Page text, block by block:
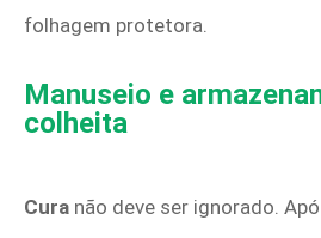
folhagem protetora.
Manuseio e
colheita
Cura não deve ser ignorado.